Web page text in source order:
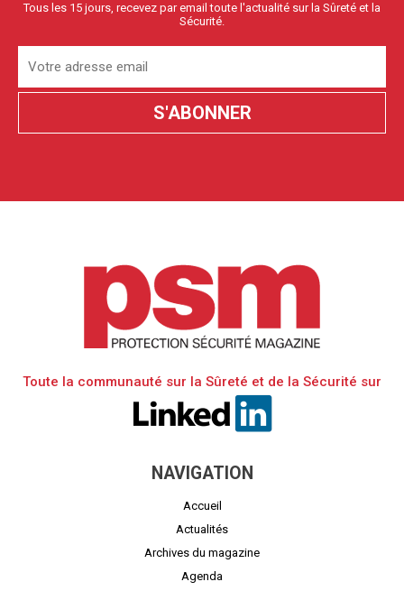
Tous les 15 jours, recevez par email toute l'actualité sur la Sûreté et la
Sécurité.
Toute la communauté sur la Sûreté et de la Sécurité sur
NAVIGATION
Accueil
Actualités
Archives du magazine
Agenda